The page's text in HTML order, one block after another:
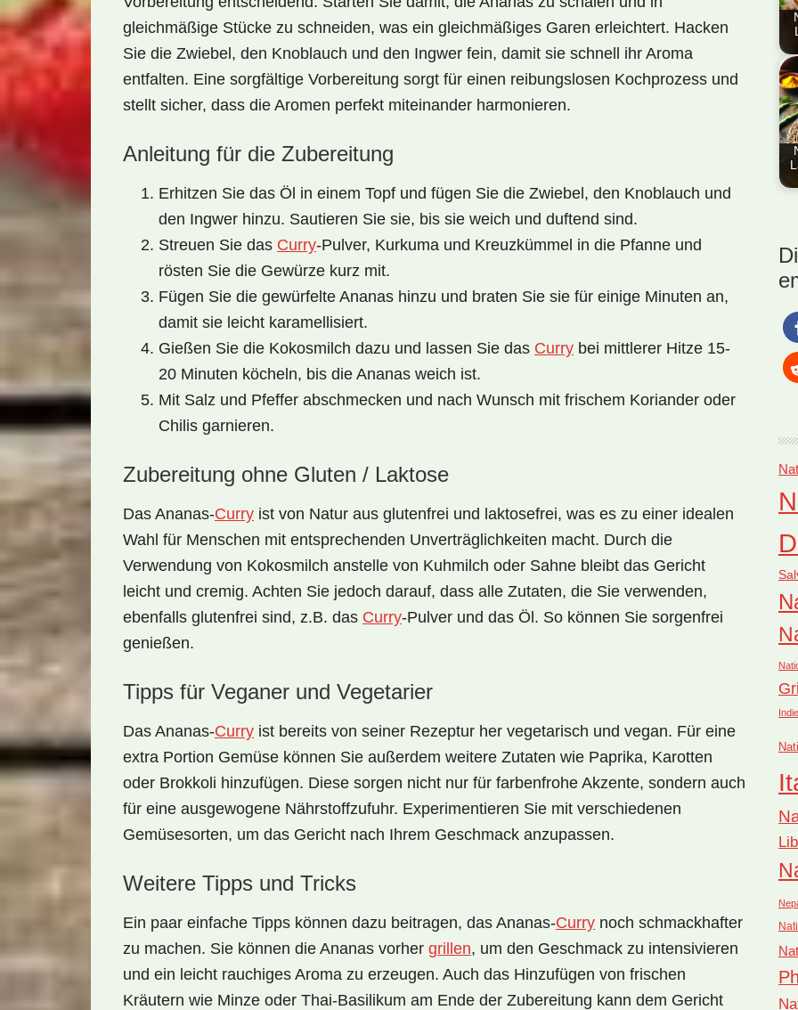
gleichmäßige Stücke zu schneiden, was ein gleichmäßiges Garen erleichtert. Hacken
Sie die Zwiebel, den Knoblauch und den Ingwer fein, damit sie schnell ihr Aroma
entfalten. Eine sorgfältige Vorbereitung sorgt für einen reibungslosen Kochprozess und
stellt sicher, dass die Aromen perfekt miteinander harmonieren.
Anleitung für die Zubereitung
Erhitzen Sie das Öl in einem Topf und fügen Sie die Zwiebel, den Knoblauch und
den Ingwer hinzu. Sautieren Sie sie, bis sie weich und duftend sind.
Streuen Sie das Curry-Pulver, Kurkuma und Kreuzkümmel in die Pfanne und
rösten Sie die Gewürze kurz mit.
Fügen Sie die gewürfelte Ananas hinzu und braten Sie sie für einige Minuten an,
damit sie leicht karamellisiert.
Gießen Sie die Kokosmilch dazu und lassen Sie das Curry bei mittlerer Hitze 15-
20 Minuten köcheln, bis die Ananas weich ist.
Mit Salz und Pfeffer abschmecken und nach Wunsch mit frischem Koriander oder
Chilis garnieren.
Zubereitung ohne Gluten / Laktose
Das Ananas-Curry ist von Natur aus glutenfrei und laktosefrei, was es zu einer idealen
Wahl für Menschen mit entsprechenden Unverträglichkeiten macht. Durch die
Verwendung von Kokosmilch anstelle von Kuhmilch oder Sahne bleibt das Gericht
leicht und cremig. Achten Sie jedoch darauf, dass alle Zutaten, die Sie verwenden,
ebenfalls glutenfrei sind, z.B. das Curry-Pulver und das Öl. So können Sie sorgenfrei
genießen.
Tipps für Veganer und Vegetarier
Das Ananas-Curry ist bereits von seiner Rezeptur her vegetarisch und vegan. Für eine
extra Portion Gemüse können Sie außerdem weitere Zutaten wie Paprika, Karotten
oder Brokkoli hinzufügen. Diese sorgen nicht nur für farbenfrohe Akzente, sondern auch
für eine ausgewogene Nährstoffzufuhr. Experimentieren Sie mit verschiedenen
Gemüsesorten, um das Gericht nach Ihrem Geschmack anzupassen.
Weitere Tipps und Tricks
Ein paar einfache Tipps können dazu beitragen, das Ananas-Curry noch schmackhafter
zu machen. Sie können die Ananas vorher grillen, um den Geschmack zu intensivieren
und ein leicht rauchiges Aroma zu erzeugen. Auch das Hinzufügen von frischen
Kräutern wie Minze oder Thai-Basilikum am Ende der Zubereitung kann dem Gericht